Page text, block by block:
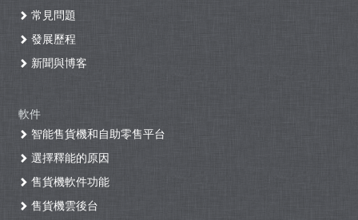
常見問題
發展歷程
新聞與博客
軟件
智能售貨機和自助零售平台
選擇釋能的原因
售貨機軟件功能
售貨機雲後台